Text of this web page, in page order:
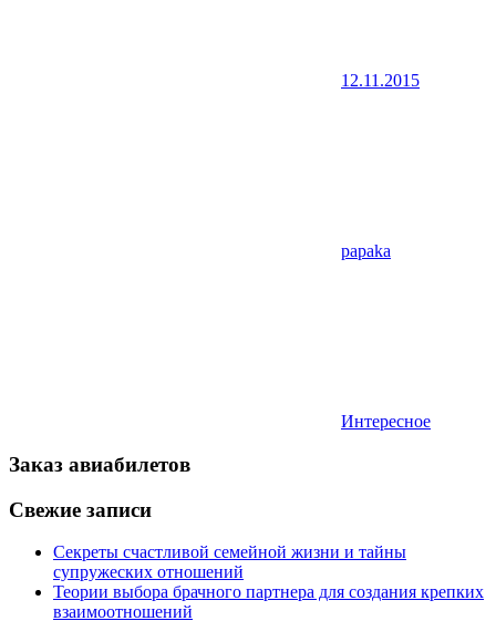
12.11.2015
papaka
Интересное
Заказ авиабилетов
Свежие записи
Секреты счастливой семейной жизни и тайны
супружеских отношений
Теории выбора брачного партнера для создания крепких
взаимоотношений